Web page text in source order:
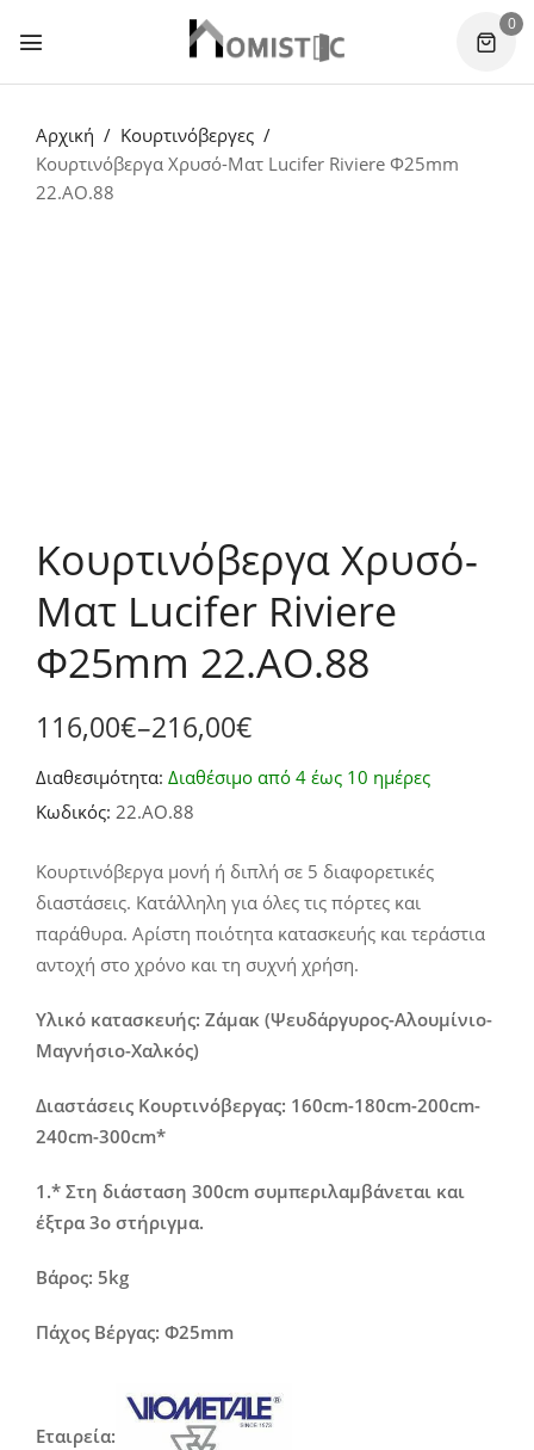
0
Αρχική
Κουρτινόβεργες
Κουρτινόβεργα Χρυσό-Ματ Lucifer Riviere Φ25mm
22.AO.88
Κουρτινόβεργα Χρυσό-
Ματ Lucifer Riviere
Φ25mm 22.AO.88
116,00€–216,00€
Price
range:
116,00€
through
216,00€
Διαθεσιμότητα: Διαθέσιμο από 4 έως 10 ημέρες
Κωδικός: 22.AO.88
Κουρτινόβεργα μονή ή διπλή σε 5 διαφορετικές
διαστάσεις. Κατάλληλη για όλες τις πόρτες και
παράθυρα. Αρίστη ποιότητα κατασκευής και τεράστια
αντοχή στο χρόνο και τη συχνή χρήση.
Υλικό κατασκευής: Ζάμακ (Ψευδάργυρος-Αλουμίνιο-
Μαγνήσιο-Χαλκός)
Διαστάσεις Κουρτινόβεργας: 160cm-180cm-200cm-
240cm-300cm*
1.* Στη διάσταση 300cm συμπεριλαμβάνεται και
έξτρα 3ο στήριγμα.
Βάρος: 5kg
Πάχος Βέργας: Φ25mm
Εταιρεία: